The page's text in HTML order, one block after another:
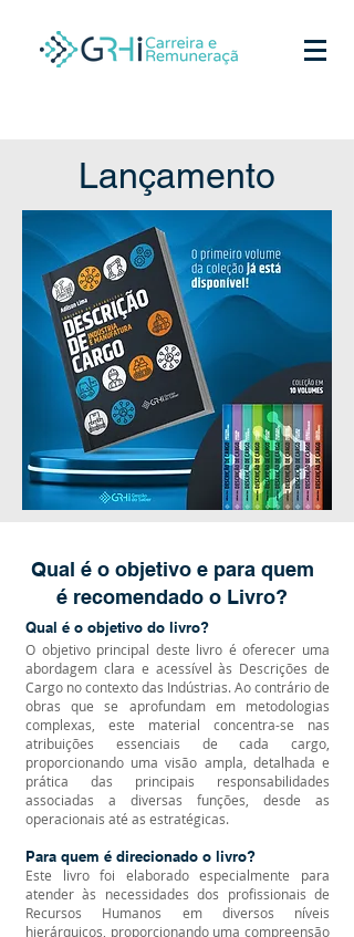
Lançamento
Qual é o objetivo e para quem
é recomendado o Livro?
Qual é o objetivo do livro?
O objetivo principal deste livro é oferecer uma
abordagem clara e acessível às Descrições de
Cargo no contexto das Indústrias. Ao contrário de
obras que se aprofundam em metodologias
complexas, este material concentra-se nas
atribuições essenciais de cada cargo,
proporcionando uma visão ampla, detalhada e
prática das principais responsabilidades
associadas a diversas funções, desde as
operacionais até as estratégicas.
Para quem é direcionado o livro?
Este livro foi elaborado especialmente para
atender às necessidades dos profissionais de
Recursos Humanos em diversos níveis
hierárquicos, proporcionando uma compreensão